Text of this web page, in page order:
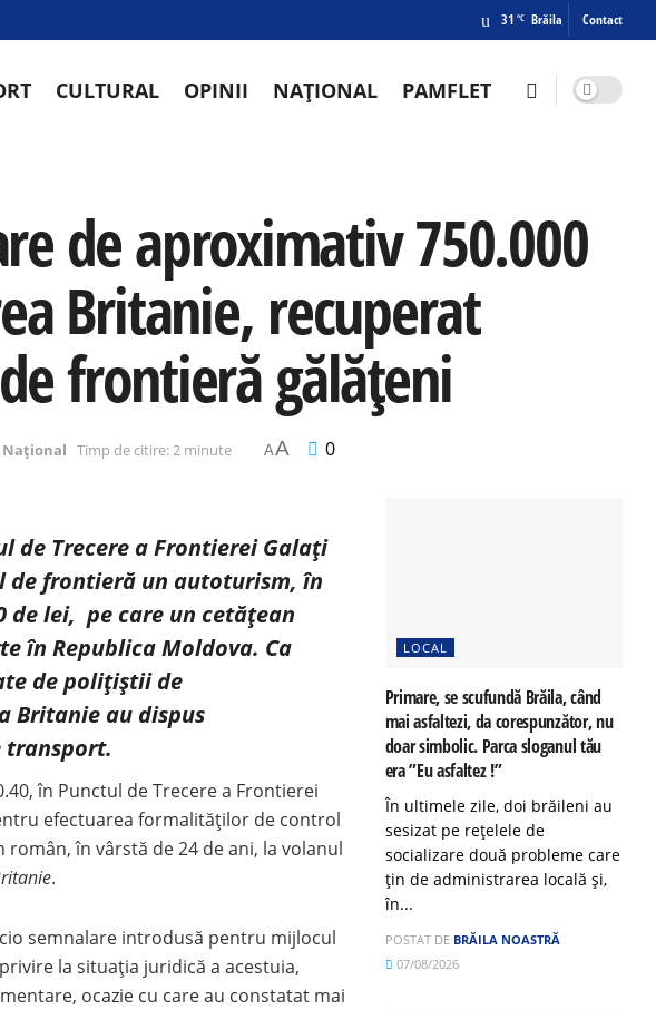
31 °C Brăila Contact
CULTURAL OPINII NAȚIONAL PAMFLET
de aproximativ 750.000
Britanie, recuperat
frontieră gălățeni
Național Timp de citire: 2 minute AA 0
de Trecere a Frontierei Galați
frontieră un autoturism, în
de lei, pe care un cetățean
în Republica Moldova. Ca
de polițiștii de
Britanie au dispus
în Punctul de Trecere a Frontierei
efectuarea formalităţilor de control
în vârstă de 24 de ani, la volanul
.
semnalare introdusă pentru mijlocul
la situația juridică a acestuia,
ocazie cu care au constatat mai
LOCAL
Primare, se scufundă Brăila, când
mai asfaltezi, da corespunzător, nu
doar simbolic. Parca sloganul tău
era ”Eu asfaltez !”
În ultimele zile, doi brăileni au
sesizat pe rețelele de
socializare două probleme care
țin de administrarea locală și,
în...
POSTAT DE BRĂILA NOASTRĂ
07/08/2026